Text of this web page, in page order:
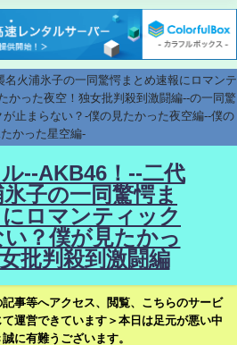
名火浦氷子の一同驚愕まとめ速報にロマンテ
かった夜空！独女批判殺到激闘編--の一同驚
止まらない？-僕の見たかった夜空編--僕の
たかった星空編-
--AKB46！--二代
氷子の一同驚愕ま
ロマンティック
？僕が見たかっ
批判殺到激闘編
事等へアクセス、閲覧、こちらのサービ
運営できています＞本日は足元が悪い中
に有難うございます。